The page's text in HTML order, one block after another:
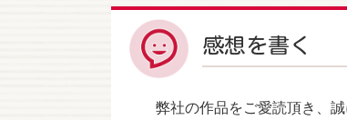
感想を書く
弊社の作品をご愛読頂き、